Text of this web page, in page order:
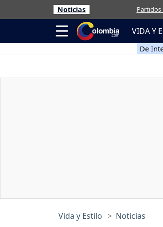
Noticias Partidos
VIDA Y
De
Vida y Estilo Noticias